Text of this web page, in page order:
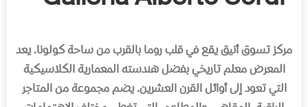
مركز تسوق أنیق یقع في قلب روما بالقرب من ساحة كولونا. یعد
المعرض معلم تاریخي بفضل هندسته المعماریة الكلاسیكیة
التي تعود إلى أوائل القرن العشرین. یضم مجموعة من المتاجر